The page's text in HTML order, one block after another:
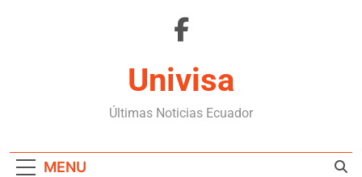
Univisa
Últimas Noticias Ecuador
MENU